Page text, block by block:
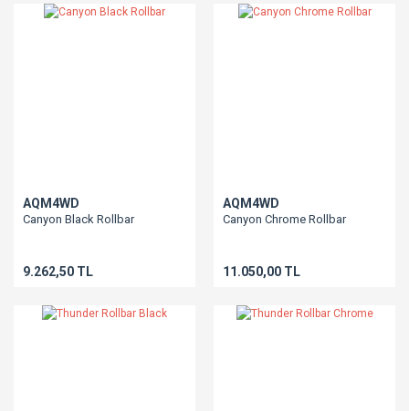
AQM4WD
Canyon Black Rollbar
9.262,50 TL
AQM4WD
Canyon Chrome Rollbar
11.050,00 TL